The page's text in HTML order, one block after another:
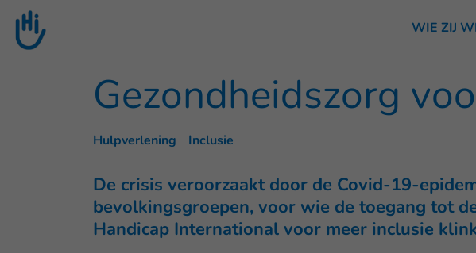
Goto main content
WIE ZIJ
Gezondheidszorg
Hulpverlening Inclusie
De crisis veroorzaakt door de Covid-19-
bevolkingsgroepen, voor wie de toegang tot
Handicap International voor meer inclusie